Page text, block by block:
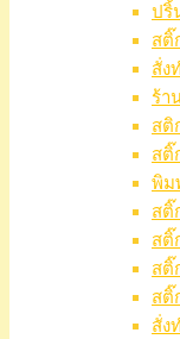
ปริ้
สติ๊
สั่ง
ร้า
สติ
สติ๊
พิม
สติ๊
สติ๊
สติ๊
สติ๊
สั่ง